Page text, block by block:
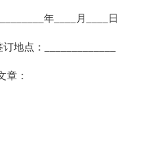
年____月____日
点：_____________
章：